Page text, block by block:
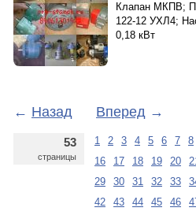
Клапан МКПВ;
122-12 УХЛ4;
0,18 кВт
← Назад Вперед →
53
страницы
1 2 3 4 5 6 7 8
16
17 18 19 20
29
30 31 32 33
42
43 44 45 46